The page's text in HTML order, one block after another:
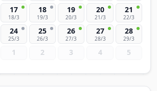
17
18/3
18
19/3
19
20/3
20
21/3
21
22/3
24
25/3
25
26/3
26
27/3
27
28/3
28
29/3
1 2 3 4 5